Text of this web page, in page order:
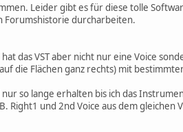
Leider gibt es für diese tolle
Forumshistorie durcharbeiten.
das VST aber nicht nur eine Voice
die Flächen ganz rechts) mit
so lange erhalten bis ich das
und 2nd Voice aus dem gleichen